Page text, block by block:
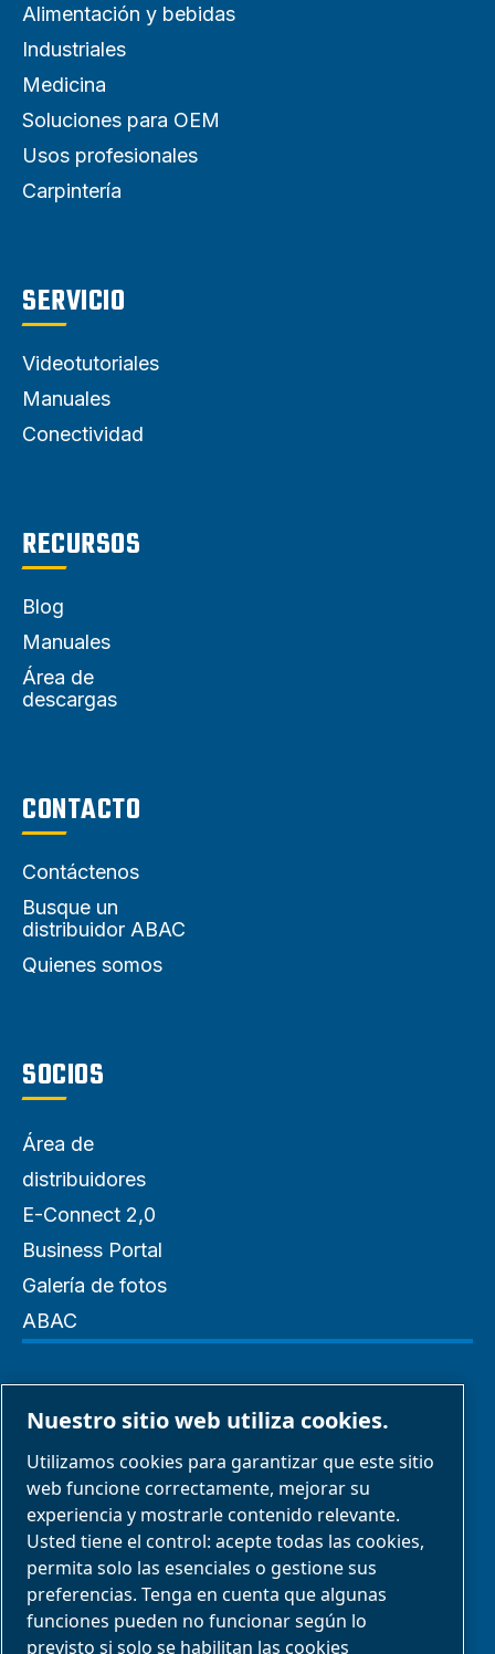
Alimentación y bebidas
Industriales
Medicina
Soluciones para OEM
Usos profesionales
Carpintería
SERVICIO
Videotutoriales
Manuales
Conectividad
RECURSOS
Blog
Manuales
Área de
descargas
CONTACTO
Contáctenos
Busque un
distribuidor ABAC
Quienes somos
SOCIOS
Área de
distribuidores
E-Connect 2,0
Business Portal
Galería de fotos
ABAC
Administrar cookies
Aviso legal y aviso de privacidad
Informar sobre mala conducta
Conformidad del producto
¿Quiere hacer una reclamación?
Nuestro sitio web utiliza cookies.
Utilizamos cookies para garantizar que este sitio
web funcione correctamente, mejorar su
experiencia y mostrarle contenido relevante.
Usted tiene el control: acepte todas las cookies,
permita solo las esenciales o gestione sus
preferencias. Tenga en cuenta que algunas
funciones pueden no funcionar según lo
previsto si solo se habilitan las cookies